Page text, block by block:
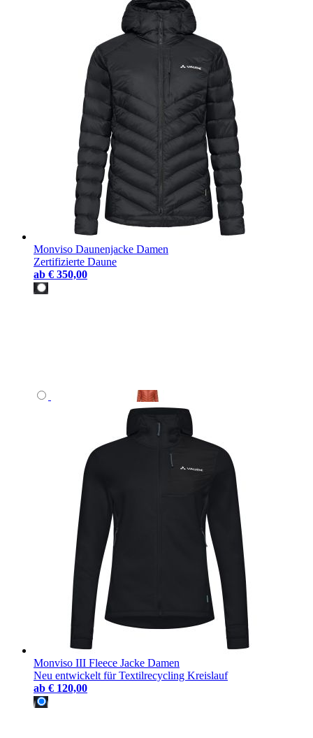
Monviso Daunenjacke Damen
Zertifizierte Daune
ab € 350,00
Monviso III Fleece Jacke Damen
Neu entwickelt für Textilrecycling Kreislauf
ab € 120,00